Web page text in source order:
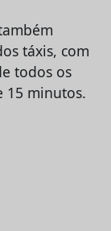
táxis, com
todos os
15 minutos.